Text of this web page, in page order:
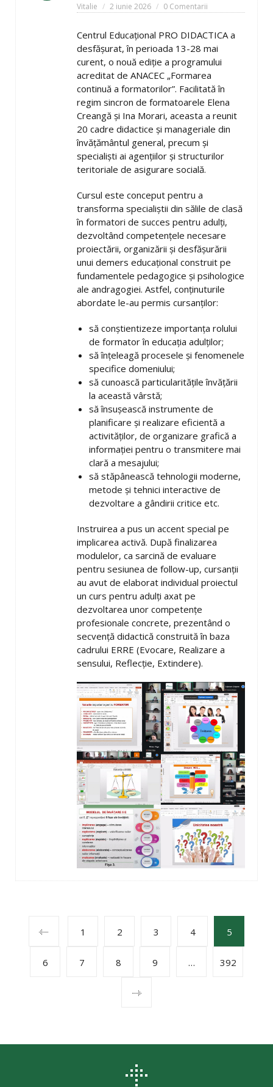
Vitalie 2 iunie 2026 0 Comentarii
Centrul Educațional PRO DIDACTICA a
desfășurat, în perioada 13-28 mai
curent, o nouă ediție a programului
acreditat de ANACEC „Formarea
continuă a formatorilor”. Facilitată în
regim sincron de formatoarele Elena
Creangă și Ina Morari, aceasta a reunit
20 cadre didactice și manageriale din
învățământul general, precum și
specialiști ai agențiilor și structurilor
teritoriale de asigurare socială.
Cursul este conceput pentru a
transforma specialiștii din sălile de clasă
în formatori de succes pentru adulți,
dezvoltând competențele necesare
proiectării, organizării și desfășurării
unui demers educațional construit pe
fundamentele pedagogice și psihologice
ale andragogiei. Astfel, conținuturile
abordate le-au permis cursanților:
să conștientizeze importanța rolului
de formator în educația adulților;
să înțeleagă procesele și fenomenele
specifice domeniului;
să cunoască particularitățile învățării
la această vârstă;
să însușească instrumente de
planificare și realizare eficientă a
activităților, de organizare grafică a
informației pentru o transmitere mai
clară a mesajului;
să stăpânească tehnologii moderne,
metode și tehnici interactive de
dezvoltare a gândirii critice etc.
Instruirea a pus un accent special pe
implicarea activă. După finalizarea
modulelor, ca sarcină de evaluare
pentru sesiunea de follow-up, cursanții
au avut de elaborat individual proiectul
un curs pentru adulți axat pe
dezvoltarea unor competențe
profesionale concrete, prezentând o
secvență didactică construită în baza
cadrului ERRE (Evocare, Realizare a
sensului, Reflecție, Extindere).
POSTS
NAVIGATION
1 2 3 4 5
6 7 8 9 … 392